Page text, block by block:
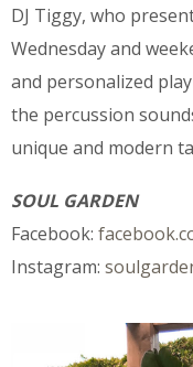
DJ Tiggy, who
Wednesday and
and personalized
the percussion
unique and modern
SOUL GARDEN
Facebook:
Instagram: